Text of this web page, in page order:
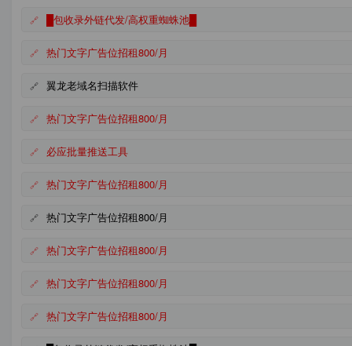
█包收录外链代发/高权重蜘蛛池█
热门文字广告位招租800/月
翼龙老域名扫描软件
热门文字广告位招租800/月
必应批量推送工具
热门文字广告位招租800/月
热门文字广告位招租800/月
热门文字广告位招租800/月
热门文字广告位招租800/月
热门文字广告位招租800/月